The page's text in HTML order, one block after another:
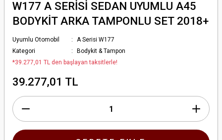
W177 A SERİSİ SEDAN UYUMLU A45
BODYKİT ARKA TAMPONLU SET 2018+
Uyumlu Otomobil
A Serisi W177
Kategori
Bodykit & Tampon
*39.277,01 TL den başlayan taksitlerle!
39.277,01 TL